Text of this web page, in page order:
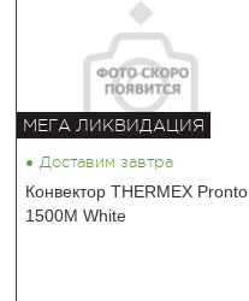
МЕГА ЛИКВИДАЦИЯ
• Доставим завтра
Конвектор THERMEX Pronto
1500M White